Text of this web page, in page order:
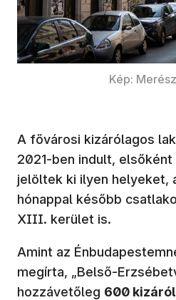
Kép:
A fővárosi kizárólagos
2021-ben indult,
jelöltek ki ilyen helyeket,
hónappal később
XIII. kerület is.
Amint az
megírta, „Belső-
hozzávetőleg 600